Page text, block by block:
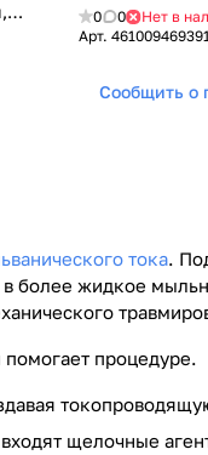
0 0
Нет в
Арт.
Сообщить о
тока.
более жидкое
процедуре.
щелочные